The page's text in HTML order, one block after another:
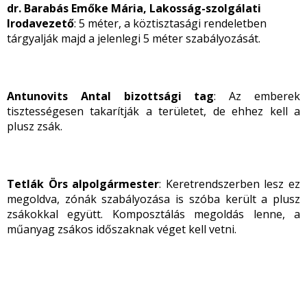
dr. Barabás Emőke Mária, Lakosság-szolgálati
Irodavezető: 5 méter, a köztisztasági rendeletben
tárgyalják majd a jelenlegi 5 méter szabályozását.
Antunovits Antal bizottsági tag: Az emberek
tisztességesen takarítják a területet, de ehhez kell a
plusz zsák.
Tetlák Örs alpolgármester: Keretrendszerben lesz ez
megoldva, zónák szabályozása is szóba került a plusz
zsákokkal együtt. Komposztálás megoldás lenne, a
műanyag zsákos időszaknak véget kell vetni.